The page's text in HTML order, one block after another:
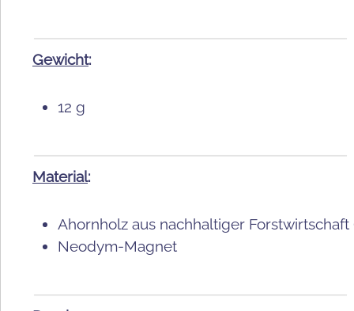
Gewicht:
12 g
Material:
Ahornholz aus nachhaltiger Forstwirtschaft
Neodym-Magnet